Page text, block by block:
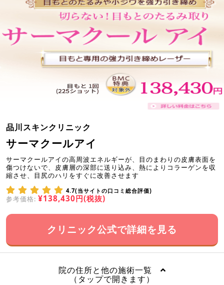
品川スキンクリニック
サーマクールアイ
サーマクールアイの高周波エネルギーが、目のまわりの皮膚表面を
傷つけないで、皮膚層の深部に送り込み、熱によりコラーゲンを収
縮させ、目尻のハリをすぐに改善させます
4.7(当サイトの口コミ総合評価)
参考価格: ¥138,430円(税抜)
クリニック公式で詳細を見る
院の住所と他の施術一覧
（タップで開きます）